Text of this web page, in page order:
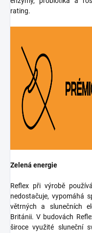
rating.
Zelená energie
Reflex při výrobě
nedostačuje, vypomáhá
větrných a slunečních
Británii. V budovách
široce využité sluneční